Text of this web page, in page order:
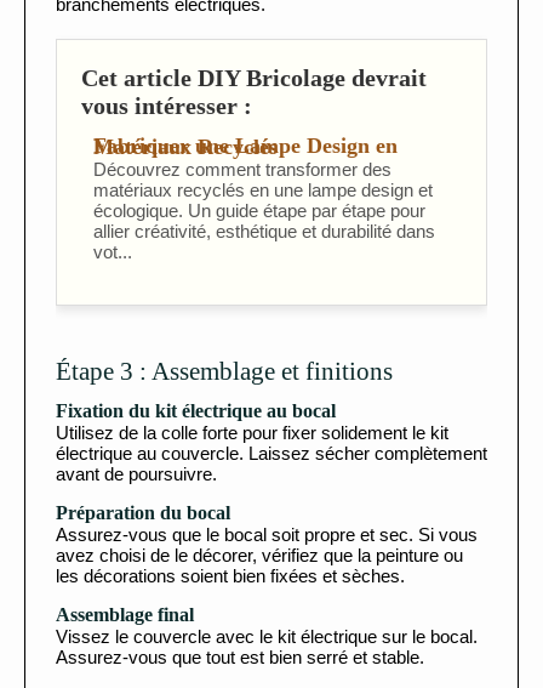
branchements électriques.
Cet article DIY Bricolage devrait
vous intéresser :
Fabriquer une Lampe Design en Matériaux Recyclés
Découvrez comment transformer des
matériaux recyclés en une lampe design et
écologique. Un guide étape par étape pour
allier créativité, esthétique et durabilité dans
vot...
Étape 3 : Assemblage et finitions
Fixation du kit électrique au bocal
Utilisez de la colle forte pour fixer solidement le kit
électrique au couvercle. Laissez sécher complètement
avant de poursuivre.
Préparation du bocal
Assurez-vous que le bocal soit propre et sec. Si vous
avez choisi de le décorer, vérifiez que la peinture ou
les décorations soient bien fixées et sèches.
Assemblage final
Vissez le couvercle avec le kit électrique sur le bocal.
Assurez-vous que tout est bien serré et stable.